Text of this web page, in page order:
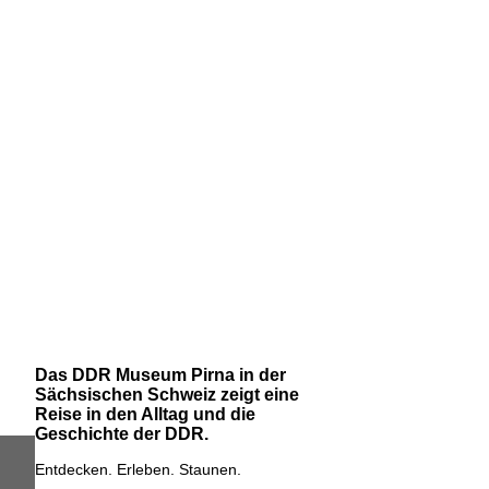
Das DDR Museum Pirna in der
Sächsischen Schweiz zeigt eine
Reise in den Alltag und die
Geschichte der DDR.
Entdecken. Erleben. Staunen.